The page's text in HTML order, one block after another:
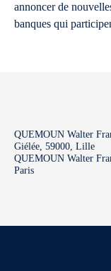
annoncer de
banques qui
QUEMOUN Walter
Giélée, 59000, Lille
QUEMOUN Walter
Paris